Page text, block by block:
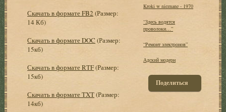
Скачать в формате FB2 (Размер:
14 Кб)
Скачать в формате DOC (Размер:
15кб)
Скачать в формате RTF(Размер:
15кб)
Скачать в формате TXT(Размер:
14кб)
Kroki w nieznane - 1970
“Здесь водятся
проволоки…”
“Ремонт электронов”
Адский модерн
Поделиться